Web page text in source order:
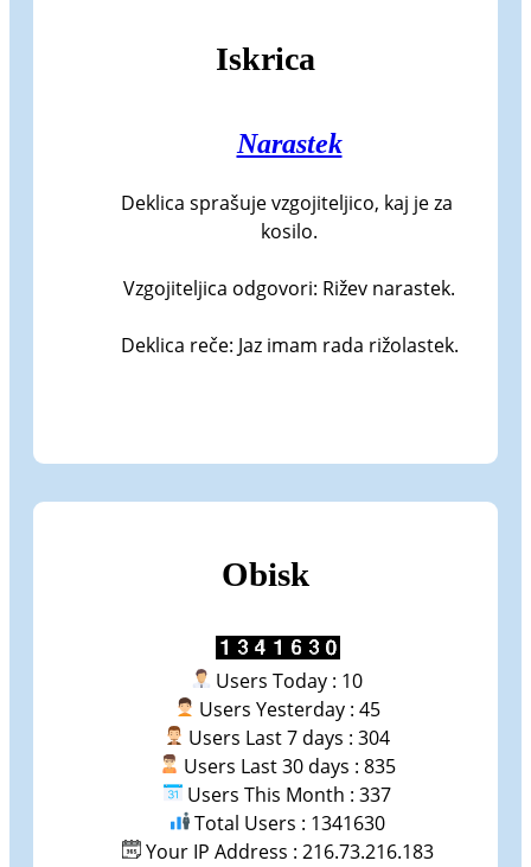
Iskrica
Narastek
Deklica sprašuje vzgojiteljico, kaj je za
kosilo.
Vzgojiteljica odgovori: Rižev narastek.
Deklica reče: Jaz imam rada rižolastek.
Obisk
Users Today : 10
Users Yesterday : 45
Users Last 7 days : 304
Users Last 30 days : 835
Users This Month : 337
Total Users : 1341630
Your IP Address : 216.73.216.183